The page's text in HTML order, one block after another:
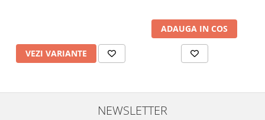
VEZI VARIANTE
ADAUGA IN COS
NEWSLETTER